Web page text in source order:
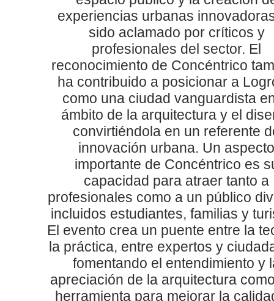
experiencias urbanas
sido aclamado por críticos y
profesionales del sector. El
reconocimiento de Concéntrico
ha contribuido a posicionar a
como una ciudad vanguardista
ámbito de la arquitectura y el
convirtiéndola en un referente
innovación urbana. Un aspecto
importante de Concéntrico es
capacidad para atraer tanto a
profesionales como a un público
incluidos estudiantes, familias y
El evento crea un puente entre la
la práctica, entre expertos y
fomentando el entendimiento y
apreciación de la arquitectura
herramienta para mejorar la